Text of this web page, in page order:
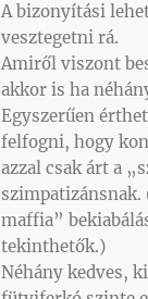
A bizonyítási
vesztegetni rá.
Amiről viszont
akkor is ha
Egyszerűen
felfogni, hogy
azzal csak árt a
szimpatizánsnak.
maffia”
tekinthetők.)
Néhány kedves,